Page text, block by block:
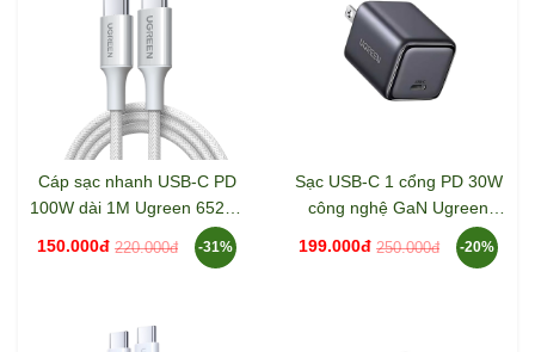
Cáp sạc nhanh USB-C PD
100W dài 1M Ugreen 65255
150.000đ 220.000đ -31%
Sạc USB-C 1 cổng PD 30W
công nghệ GaN Ugreen
199.000đ 250.000đ -20%